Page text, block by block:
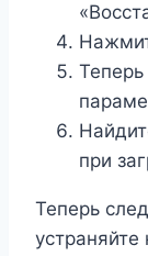
при
Теперь
устраняйте